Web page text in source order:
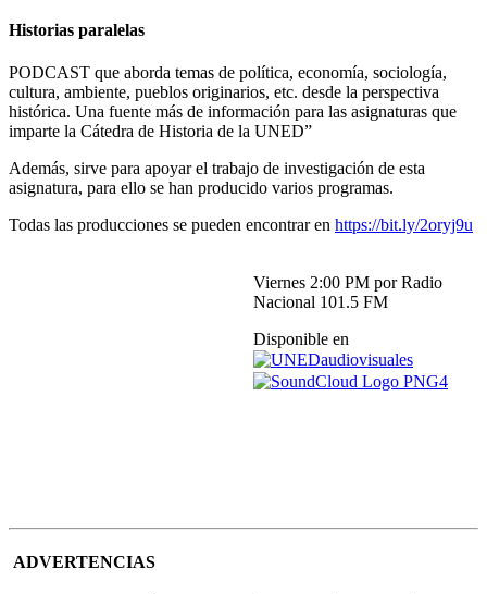
Historias paralelas
PODCAST que aborda temas de política, economía, sociología,
cultura, ambiente, pueblos originarios, etc. desde la perspectiva
histórica. Una fuente más de información para las asignaturas que
imparte la Cátedra de Historia de la UNED”
Además, sirve para apoyar el trabajo de investigación de esta
asignatura, para ello se han producido varios programas.
Todas las producciones se pueden encontrar en https://bit.ly/2oryj9u
Viernes 2:00 PM por Radio
Nacional 101.5 FM
Disponible en
ADVERTENCIAS